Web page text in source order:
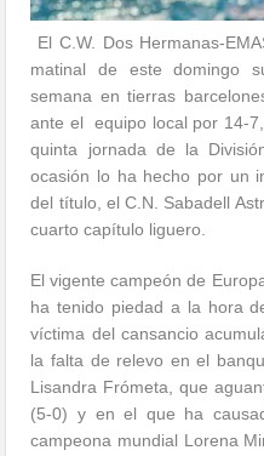
El C.W. Dos Hermanas-
matinal de este domingo
semana en tierras
ante el equipo local por 14-
quinta jornada de la
ocasión lo ha hecho por un
del título, el C.N. Sabadell
cuarto capítulo liguero.
El vigente campeón de
ha tenido piedad a la hora
víctima del cansancio
la falta de relevo en el
Lisandra Frómeta, que
(5-0) y en el que ha
campeona mundial Lorena